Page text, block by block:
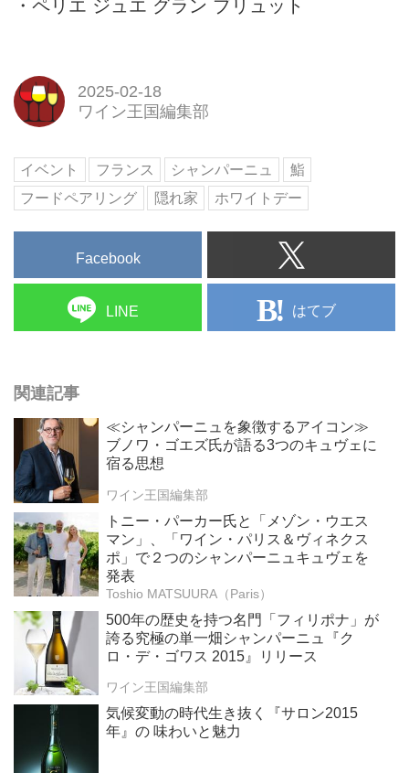
・ペリエ ジュエ グラン ブリュット
2025-02-18
ワイン王国編集部
イベント フランス シャンパーニュ
鮨
フードペアリング
隠れ家 ホワイトデー
Facebook
LINE はてブ
関連記事
≪シャンパーニュを象徴するアイコン≫
ブノワ・ゴエズ氏が語る3つのキュヴェに
宿る思想
ワイン王国編集部
トニー・パーカー氏と「メゾン・ウエス
マン」、「ワイン・パリス＆ヴィネクス
ポ」で２つのシャンパーニュキュヴェを
発表
Toshio MATSUURA（Paris）
500年の歴史を持つ名門「フィリポナ」が
誇る究極の単一畑シャンパーニュ『ク
ロ・デ・ゴワス 2015』リリース
ワイン王国編集部
気候変動の時代生き抜く『サロン2015
年』の 味わいと魅力